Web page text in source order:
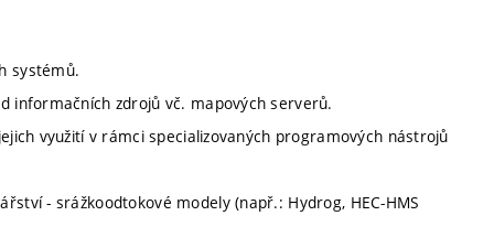
systémů.
informačních zdrojů vč. mapových serverů.
využití v rámci specializovaných programových nástrojů
- srážkoodtokové modely (např.: Hydrog, HEC-HMS